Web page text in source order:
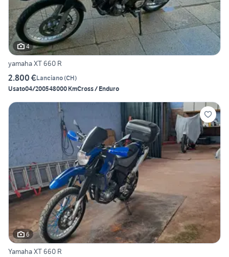
4
yamaha XT 660 R
2.800 €Lanciano(CH)
Usato04/200548000 KmCross / Enduro
6
Yamaha XT 660 R